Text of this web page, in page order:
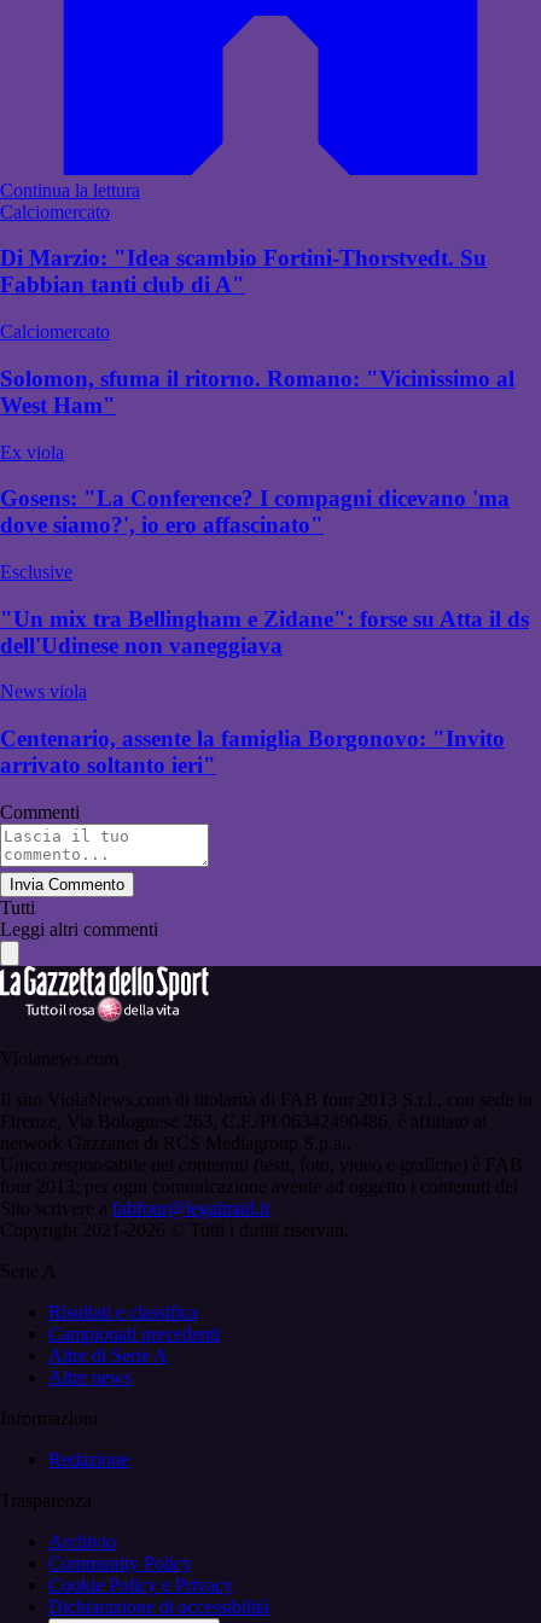
Continua la lettura
Calciomercato
Di Marzio: "Idea scambio Fortini-Thorstvedt. Su
Fabbian tanti club di A"
Calciomercato
Solomon, sfuma il ritorno. Romano: "Vicinissimo al
West Ham"
Ex viola
Gosens: "La Conference? I compagni dicevano 'ma
dove siamo?', io ero affascinato"
Esclusive
"Un mix tra Bellingham e Zidane": forse su Atta il ds
dell'Udinese non vaneggiava
News viola
Centenario, assente la famiglia Borgonovo: "Invito
arrivato soltanto ieri"
Commenti
Invia Commento
Tutti
Leggi altri commenti
Violanews.com
Il sito ViolaNews.com di titolarità di FAB four 2013 S.r.l., con sede in
Firenze, Via Bolognese 263, C.F./PI 06342490486, è affiliato al
network Gazzanet di RCS Mediagroup S.p.a..
Unico responsabile dei contenuti (testi, foto, video e grafiche) è FAB
four 2013; per ogni comunicazione avente ad oggetto i contenuti del
Sito scrivere a fabfour@legalmail.it
Copyright 2021-2026 © Tutti i diritti riservati.
Serie A
Risultati e classifica
Campionati precedenti
Altre di Serie A
Altre news
Informazioni
Redazione
Trasparenza
Archivio
Community Policy
Cookie Policy e Privacy
Dichiarazione di accessibilità